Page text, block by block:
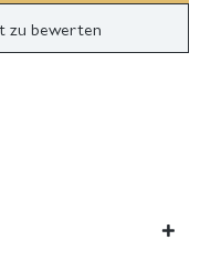
zu bewerten